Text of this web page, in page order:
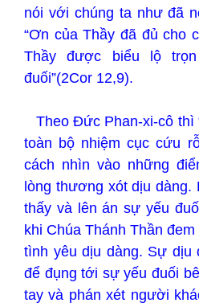
nói với chúng ta như đã
“Ơn của Thầy đã đủ cho
Thầy được biểu lộ
đuối”(2Cor 12,9).
Theo Đức Phan-xi-cô thì
toàn bộ nhiệm cục cứu
cách nhìn vào những
lòng thương xót dịu dàng.
thấy và lên án sự yếu
khi Chúa Thánh Thần
tình yêu dịu dàng. Sự dịu
để đụng tới sự yếu đuối
tay và phán xét người